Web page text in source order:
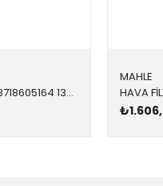
HAVA FİLTRESİ LX3320 13718605164 13718605164 F20,F21,F22,F23,F30,F31,F32,F33,F36 B48 2012-2019
MAHLE